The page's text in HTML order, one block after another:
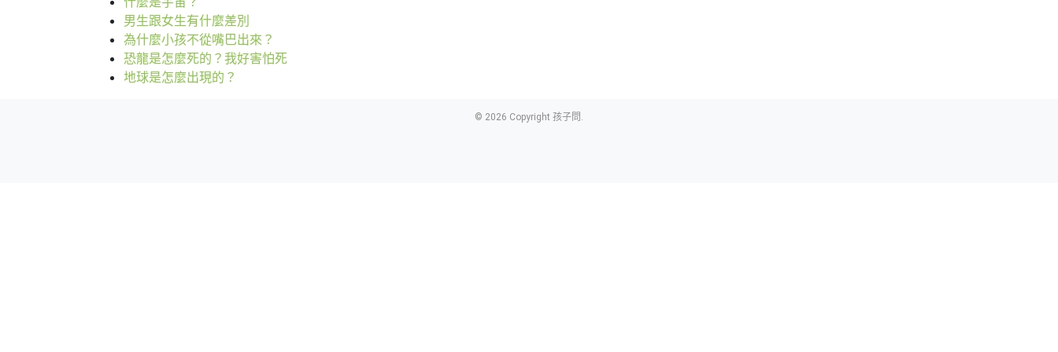
男生跟女生有什麼差別
為什麼小孩不從嘴巴出來？
恐龍是怎麼死的？我好害怕死
地球是怎麼出現的？
© 2026 Copyright 孩子問.